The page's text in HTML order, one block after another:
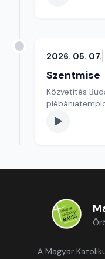
2026. 05. 07.
Szentmise
Közvetítés
A Magyar